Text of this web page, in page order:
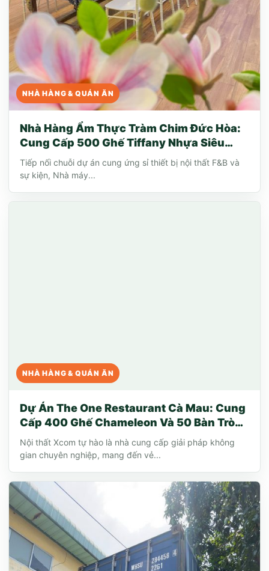
NHÀ HÀNG & QUÁN ĂN
Nhà Hàng Ẩm Thực Tràm Chim Đức Hòa:
Cung Cấp 500 Ghế Tiffany Nhựa Siêu
Bóng
Tiếp nối chuỗi dự án cung ứng sỉ thiết bị nội thất F&B và
sự kiện, Nhà máy...
NHÀ HÀNG & QUÁN ĂN
Dự Án The One Restaurant Cà Mau: Cung
Cấp 400 Ghế Chameleon Và 50 Bàn Tròn
1m4
Nội thất Xcom tự hào là nhà cung cấp giải pháp không
gian chuyên nghiệp, mang đến vẻ...